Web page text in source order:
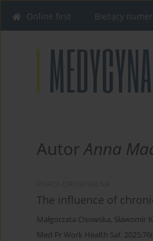
Online first Bieżący numer
AutorAnna
The influence of
Małgorzata Cisowska, Sławomir
Med Pr Work Health Saf.